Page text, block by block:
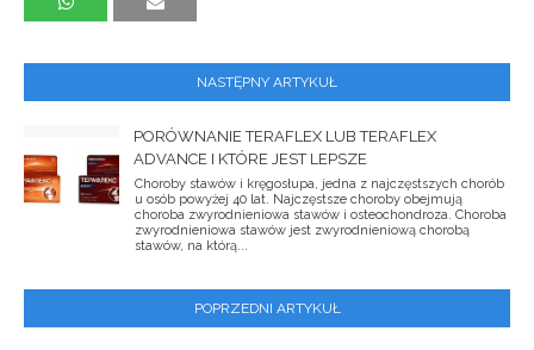
NASTĘPNY ARTYKUŁ
PORÓWNANIE TERAFLEX LUB TERAFLEX
ADVANCE I KTÓRE JEST LEPSZE
Choroby stawów i kręgosłupa, jedna z najczęstszych chorób
u osób powyżej 40 lat. Najczęstsze choroby obejmują
choroba zwyrodnieniowa stawów i osteochondroza. Choroba
zwyrodnieniowa stawów jest zwyrodnieniową chorobą
stawów, na którą...
POPRZEDNI ARTYKUŁ